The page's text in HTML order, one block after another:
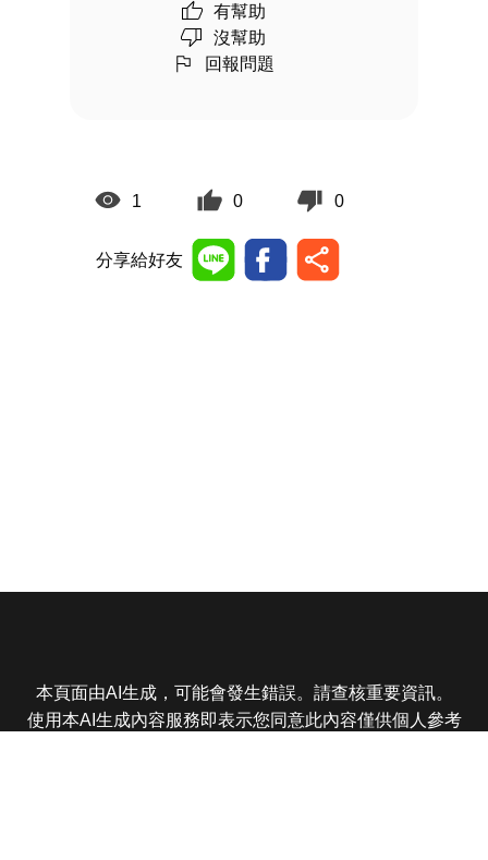
有幫助
沒幫助
回報問題
1 0 0
分享給好友
本頁面由AI生成，可能會發生錯誤。請查核重要資訊。
使用本AI生成內容服務即表示您同意此內容僅供個人參考